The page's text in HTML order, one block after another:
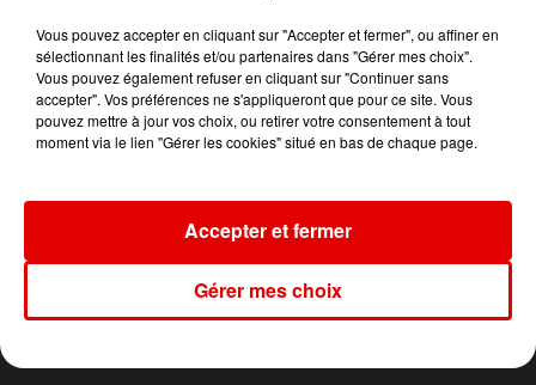
DJO
End Of Beginning
HUGEL, IMAEL ANGEL,
ULTRA NATE
Movin' To The Sun
ADELE CASTILLON
Ete Avec Toi
Vous pouvez accepter en cliquant sur "Accepter et fermer", ou affiner en
sélectionnant les finalités et/ou partenaires dans "Gérer mes choix".
Vous pouvez également refuser en cliquant sur "Continuer sans
accepter". Vos préférences ne s'appliqueront que pour ce site. Vous
pouvez mettre à jour vos choix, ou retirer votre consentement à tout
moment via le lien "Gérer les cookies" situé en bas de chaque page.
Gérer mes choix
Accepter et fermer